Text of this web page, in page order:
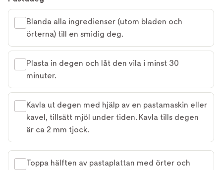
Blanda alla ingredienser (utom bladen och
örterna) till en smidig deg.
Plasta in degen och låt den vila i minst 30
minuter.
Kavla ut degen med hjälp av en pastamaskin eller
kavel, tillsätt mjöl under tiden. Kavla tills degen
är ca 2 mm tjock.
Toppa hälften av pastaplattan med örter och